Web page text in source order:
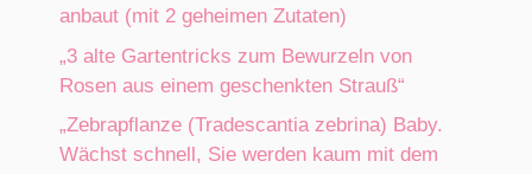
anbaut (mit 2 geheimen Zutaten)
„3 alte Gartentricks zum Bewurzeln von
Rosen aus einem geschenkten Strauß“
„Zebrapflanze (Tradescantia zebrina) Baby.
Wächst schnell, Sie werden kaum mit dem